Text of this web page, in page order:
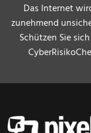
Das Internet
zunehmend
Schützen Sie